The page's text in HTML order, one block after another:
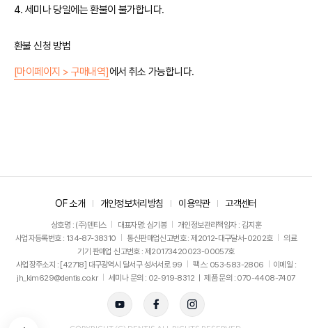
4. 세미나 당일에는 환불이 불가합니다.
환불 신청 방법
[마이페이지 > 구매내역]에서 취소 가능합니다.
OF 소개 개인정보처리방침 이용약관 고객센터
상호명 : (주)덴티스 대표자명: 심기봉
개인정보관리책임자 : 김지훈
사업자등록번호 : 134-87-38310
통신판매업신고번호 : 제2012-대구달서-0202호
의료
기기 판매업 신고번호 : 제20173420023-00057호
사업장주소지 : [42718] 대구광역시 달서구 성서서로 99
팩스: 053-583-2806
이메일 :
jh_kim629@dentis.co.kr
세미나 문의 : 02-919-8312 ㅣ 제품 문의 : 070-4408-7407